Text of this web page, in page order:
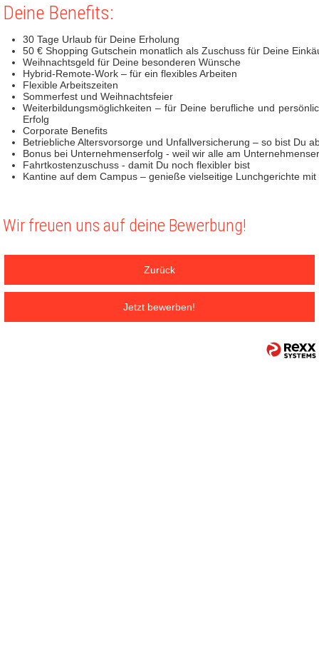
Deine Benefits:
30 Tage Urlaub für Deine Erholung
50 € Shopping Gutschein monatlich als Zuschuss für Deine
Weihnachtsgeld für Deine besonderen Wünsche
Hybrid-Remote-Work – für ein flexibles Arbeiten
Flexible Arbeitszeiten
Sommerfest und Weihnachtsfeier
Weiterbildungsmöglichkeiten – für Deine berufliche und
Erfolg
Corporate Benefits
Betriebliche Altersvorsorge und Unfallversicherung – so bist Du
Bonus bei Unternehmenserfolg - weil wir alle am
Fahrtkostenzuschuss - damit Du noch flexibler bist
Kantine auf dem Campus – genieße vielseitige Lunchgerichte
Wir freuen uns auf deine Bewerbung!
Zurück
Jetzt bewerben!